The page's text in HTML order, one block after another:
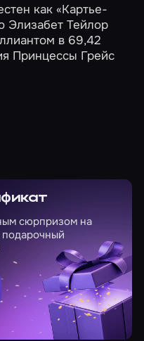
как «Картье-
Элизабет Тейлор
в 69,42
Принцессы Грейс
сюрпризом на